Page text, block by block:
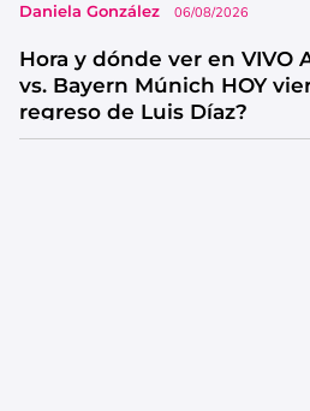
Daniela González 06/08/2026
Hora y dónde ver en VIVO
vs. Bayern Múnich HOY
regreso de Luis Díaz?